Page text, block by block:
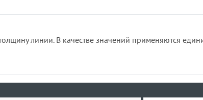
линии. В качестве значений применяются